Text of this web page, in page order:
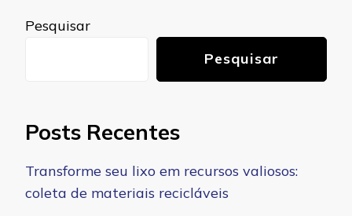
Pesquisar
Pesquisar
Posts Recentes
Transforme seu lixo em recursos valiosos:
coleta de materiais recicláveis